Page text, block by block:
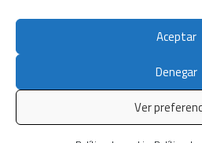
Aceptar
Denegar
Ver
Política de privacidad|
legal
© 2022ALSO CASALS.